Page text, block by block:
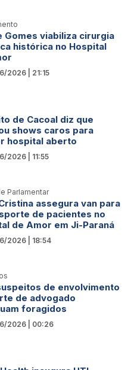
Gomes viabiliza cirurgia
histórica no Hospital
2026 | 21:15
de Cacoal diz que
shows caros para
hospital aberto
2026 | 11:55
Parlamentar
assegura van para
de pacientes no
de Amor em Ji-Paraná
2026 | 18:54
de envolvimento
de advogado
foragidos
2026 | 00:26